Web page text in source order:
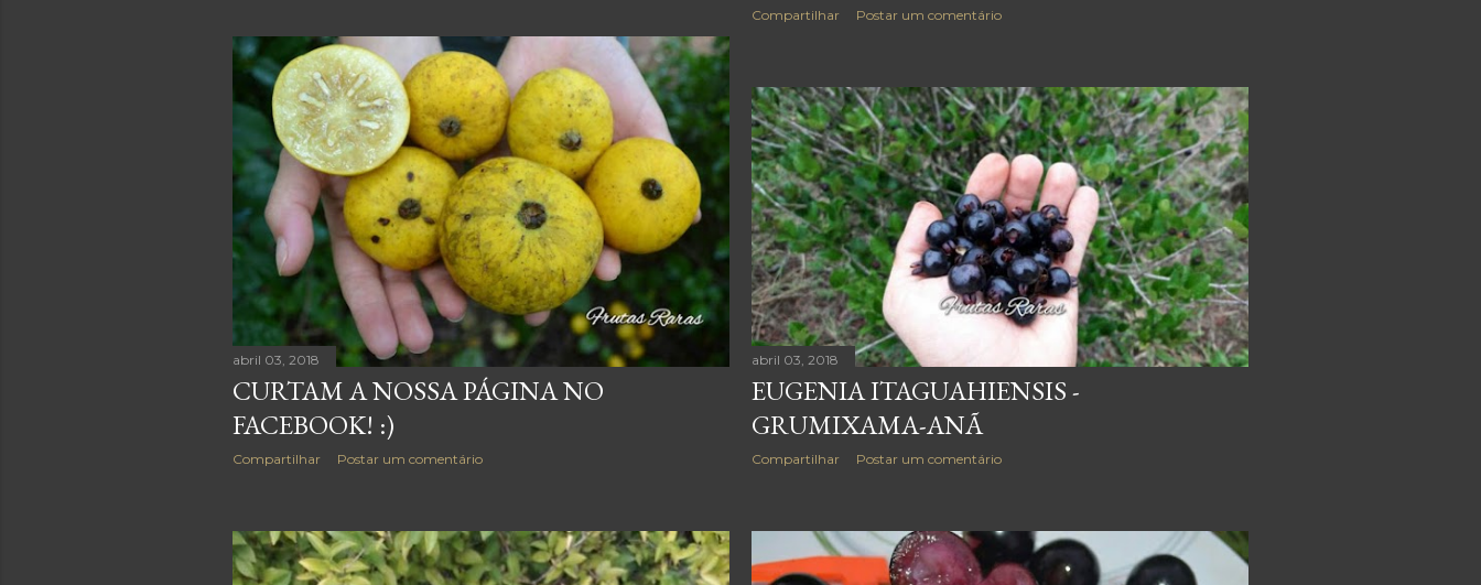
Compartilhar Postar um comentário
abril 03, 2018
CURTAM A NOSSA PÁGINA NO
FACEBOOK! :)
Compartilhar Postar um comentário
abril 03, 2018
EUGENIA ITAGUAHIENSIS -
GRUMIXAMA-ANÃ
Compartilhar Postar um comentário